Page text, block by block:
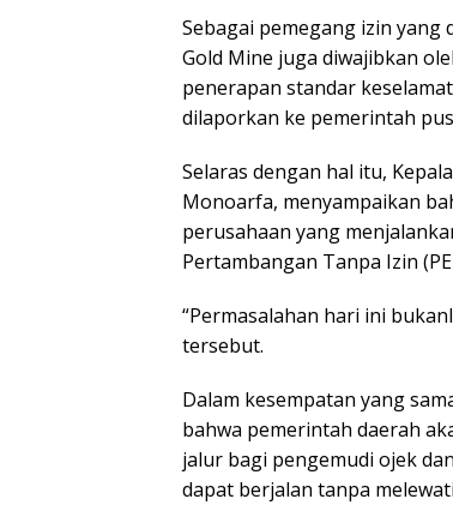
Sebagai pemegang izin yang
Gold Mine juga diwajibkan
penerapan standar
dilaporkan ke pemerintah
Selaras dengan hal itu,
Monoarfa, menyampaikan
perusahaan yang
Pertambangan Tanpa Izin
“Permasalahan hari ini
tersebut.
Dalam kesempatan yang
bahwa pemerintah daerah
jalur bagi pengemudi ojek
dapat berjalan tanpa